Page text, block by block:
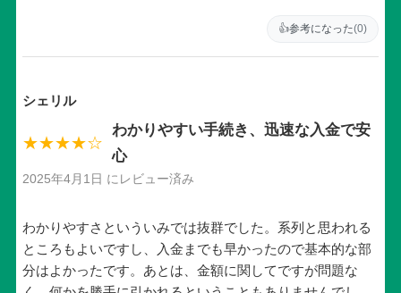
👍参考になった(0)
シェリル
★★★★☆
わかりやすい手続き、迅速な入金で安
心
2025年4月1日 にレビュー済み
わかりやすさといういみでは抜群でした。系列と思われる
ところもよいですし、入金までも早かったので基本的な部
分はよかったです。あとは、金額に関してですが問題な